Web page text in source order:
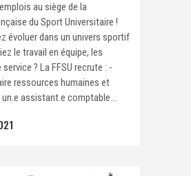
au siège de la
du Sport Universitaire !
évoluer dans un univers sportif
le travail en équipe, les
? La FFSU recrute : -
ressources humaines et
assistant.e comptable...